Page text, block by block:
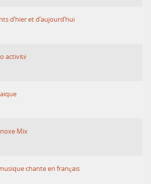
d’hier et d’aujourd’hui
activité
Mix
chante en français